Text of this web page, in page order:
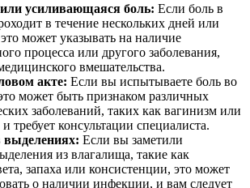
усиливающаяся боль: Если боль в
в течение нескольких дней или
может указывать на наличие
процесса или другого заболевания,
вмешательства.
акте: Если вы испытываете боль во
может быть признаком различных
заболеваний, таких как вагинизм или
требует консультации специалиста.
выделениях: Если вы заметили
из влагалища, такие как
запаха или консистенции, это может
о наличии инфекции, и вам следует